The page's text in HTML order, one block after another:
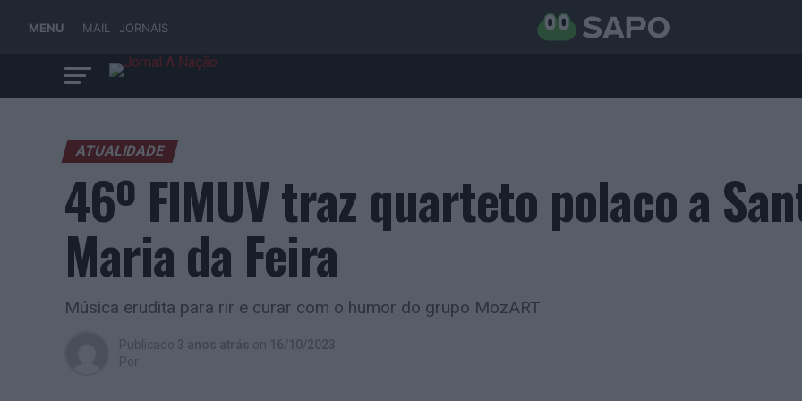
MENU MAIL JORNAIS
ATUALIDADE
46º FIMUV traz quarteto polaco a
Maria da Feira
Música erudita para rir e curar com o humor do grupo MozART
Publicado 3 anos atrás on 16/10/2023
Por